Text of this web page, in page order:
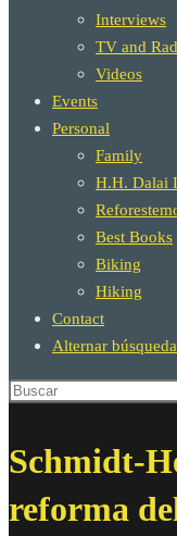
Interviews
TV and
Videos
Events
Personal
Family
H.H. Dalai
Best Books
Biking
Hiking
Contact
Alternar
Schmidt-
reforma